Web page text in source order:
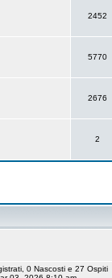
2452
5770
2676
2
0 Nascosti e 27